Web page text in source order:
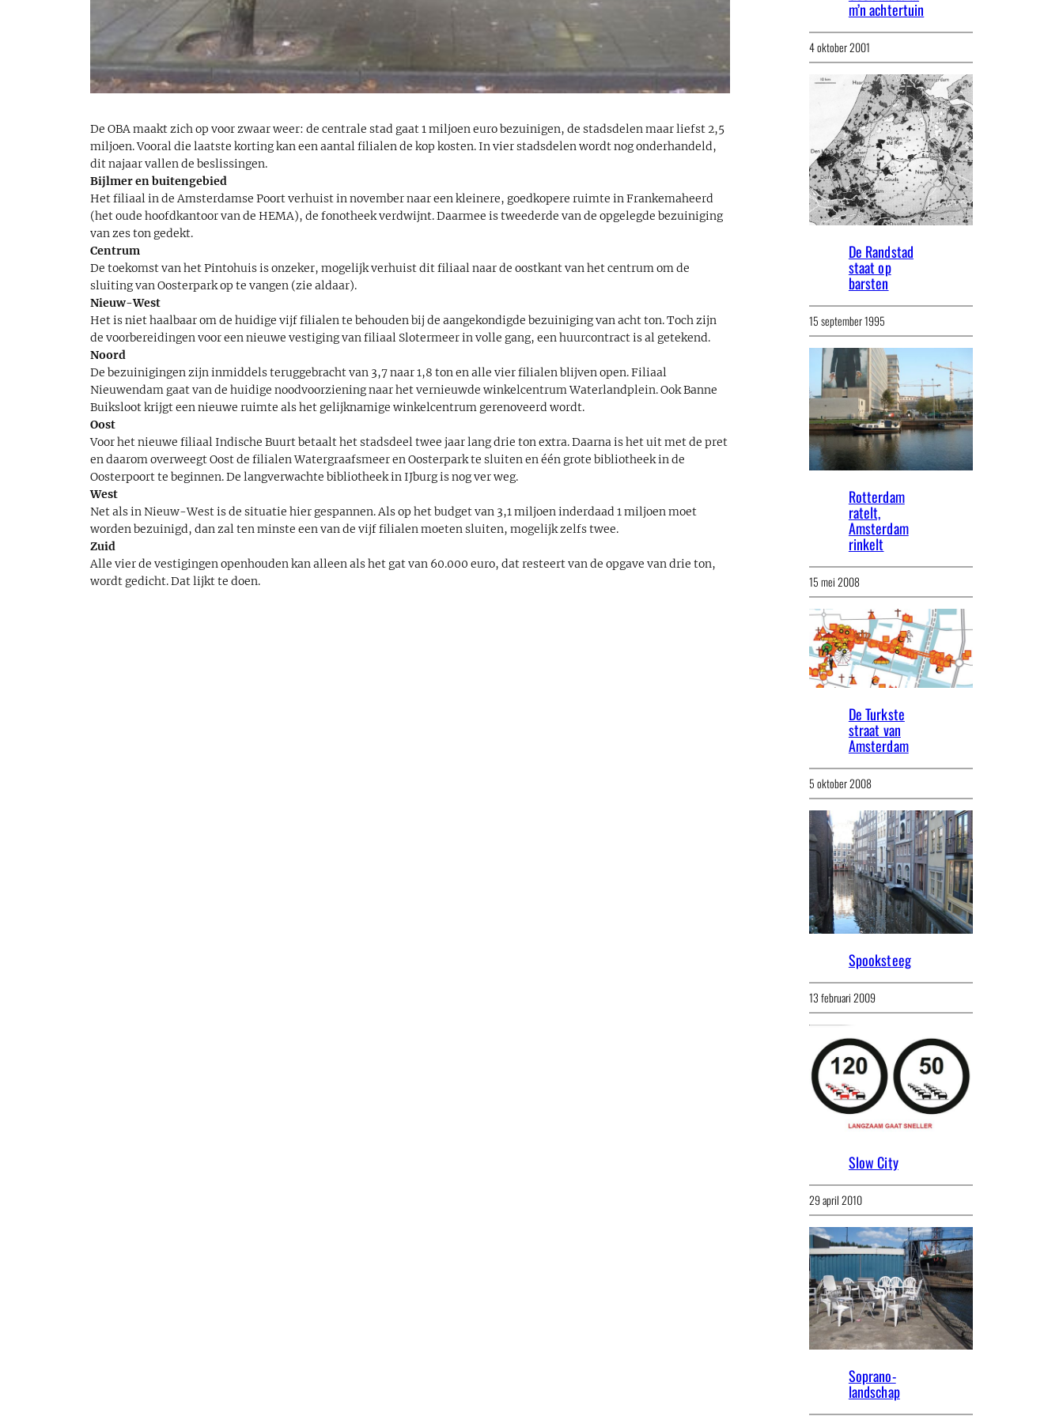
De OBA maakt zich op voor zwaar weer: de centrale stad gaat 1 miljoen euro bezuinigen, de stadsdelen maar liefst 2,5
miljoen. Vooral die laatste korting kan een aantal filialen de kop kosten. In vier stadsdelen wordt nog onderhandeld,
dit najaar vallen de beslissingen.
Bijlmer en buitengebied
Het filiaal in de Amsterdamse Poort verhuist in november naar een kleinere, goedkopere ruimte in Frankemaheerd
(het oude hoofdkantoor van de HEMA), de fonotheek verdwijnt. Daarmee is tweederde van de opgelegde bezuiniging
van zes ton gedekt.
Centrum
De toekomst van het Pintohuis is onzeker, mogelijk verhuist dit filiaal naar de oostkant van het centrum om de
sluiting van Oosterpark op te vangen (zie aldaar).
Nieuw-West
Het is niet haalbaar om de huidige vijf filialen te behouden bij de aangekondigde bezuiniging van acht ton. Toch zijn
de voorbereidingen voor een nieuwe vestiging van filiaal Slotermeer in volle gang, een huurcontract is al getekend.
Noord
De bezuinigingen zijn inmiddels teruggebracht van 3,7 naar 1,8 ton en alle vier filialen blijven open. Filiaal
Nieuwendam gaat van de huidige noodvoorziening naar het vernieuwde winkelcentrum Waterlandplein. Ook Banne
Buiksloot krijgt een nieuwe ruimte als het gelijknamige winkelcentrum gerenoveerd wordt.
Oost
Voor het nieuwe filiaal Indische Buurt betaalt het stadsdeel twee jaar lang drie ton extra. Daarna is het uit met de pret
en daarom overweegt Oost de filialen Watergraafsmeer en Oosterpark te sluiten en één grote bibliotheek in de
Oosterpoort te beginnen. De langverwachte bibliotheek in IJburg is nog ver weg.
West
Net als in Nieuw-West is de situatie hier gespannen. Als op het budget van 3,1 miljoen inderdaad 1 miljoen moet
worden bezuinigd, dan zal ten minste een van de vijf filialen moeten sluiten, mogelijk zelfs twee.
Zuid
Alle vier de vestigingen openhouden kan alleen als het gat van 60.000 euro, dat resteert van de opgave van drie ton,
wordt gedicht. Dat lijkt te doen.
m’n achtertuin
4 oktober 2001
De Randstad
staat op
barsten
15 september 1995
Rotterdam
ratelt,
Amsterdam
rinkelt
15 mei 2008
De Turkste
straat van
Amsterdam
5 oktober 2008
Spooksteeg
13 februari 2009
Slow City
29 april 2010
Soprano-
landschap